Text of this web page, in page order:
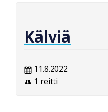
Kälviä
11.8.2022
1 reitti